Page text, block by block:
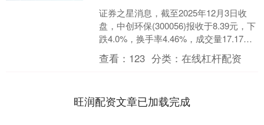
证券之星消息，截至2025年12月3日收
盘，中创环保(300056)报收于8.39元，下
跌4.0%，换手率4.46%，成交量17.17万
手，成交额1.46亿元。....
查看： 123 分类：在线杠杆配资
旺润配资文章已加载完成